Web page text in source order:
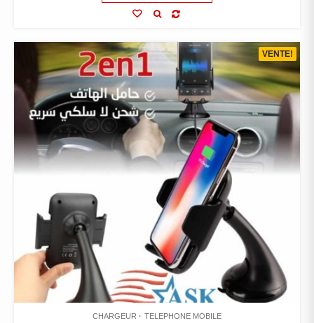
VENTE!
CHARGEUR TELEPHONE MOBILE